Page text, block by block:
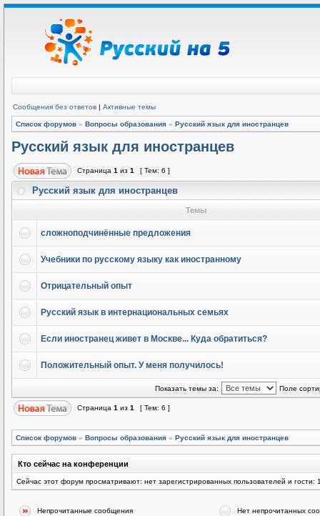
Сообщения без ответов | Активные темы
Список форумов » Вопросы образования » Русский язык для иностранцев
Русский язык для иностранцев
Страница 1 из 1 [ Тем: 6 ]
Русский язык для иностранцев
Темы
сложноподчинённые предложения
Учебники по русскому языку как иностранному
Отрицательный опыт
Русский язык в интернациональных семьях
Если иностранец живет в Москве... Куда обратиться?
Положительный опыт. У меня получилось!
Показать темы за: Поле
Страница 1 из 1 [ Тем: 6 ]
Список форумов » Вопросы образования » Русский язык для иностранцев
Кто сейчас на конференции
Сейчас этот форум просматривают: нет зарегистрированных пользователей и гости:
Непрочитанные сообщения Нет непрочитанных